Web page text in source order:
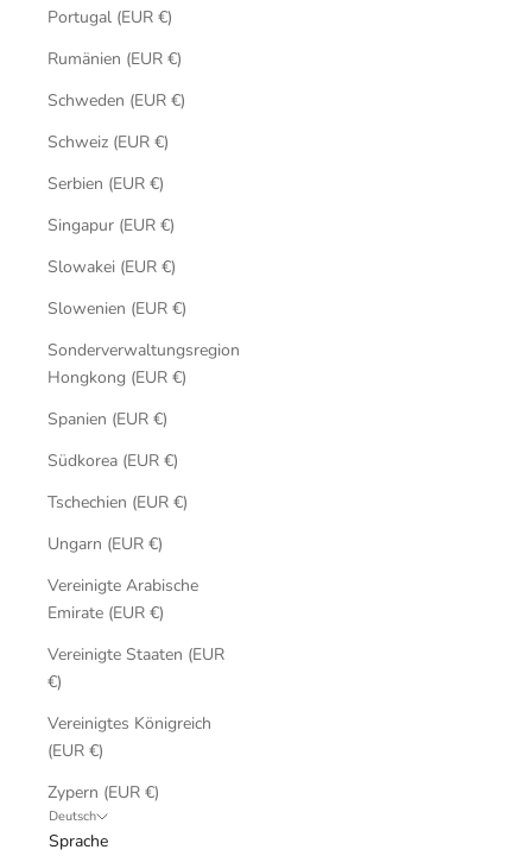
Portugal (EUR €)
Rumänien (EUR €)
Schweden (EUR €)
Schweiz (EUR €)
Serbien (EUR €)
Singapur (EUR €)
Slowakei (EUR €)
Slowenien (EUR €)
Sonderverwaltungsregion
Hongkong (EUR €)
Spanien (EUR €)
Südkorea (EUR €)
Tschechien (EUR €)
Ungarn (EUR €)
Vereinigte Arabische
Emirate (EUR €)
Vereinigte Staaten (EUR
€)
Vereinigtes Königreich
(EUR €)
Zypern (EUR €)
Deutsch
Sprache